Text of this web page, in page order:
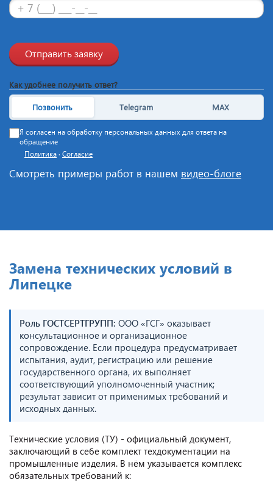
Отправить заявку
Как удобнее получить ответ?
Позвонить Telegram MAX
Я согласен на обработку персональных данных для ответа на
обращение
Политика · Согласие
Смотреть примеры работ в нашем видео-блоге
Замена технических условий в
Липецке
Роль ГОСТСЕРТГРУПП: ООО «ГСГ» оказывает
консультационное и организационное
сопровождение. Если процедура предусматривает
испытания, аудит, регистрацию или решение
государственного органа, их выполняет
соответствующий уполномоченный участник;
результат зависит от применимых требований и
исходных данных.
Технические условия (ТУ) - официальный документ,
заключающий в себе комплект техдокументации на
промышленные изделия. В нём указывается комплекс
обязательных требований к: